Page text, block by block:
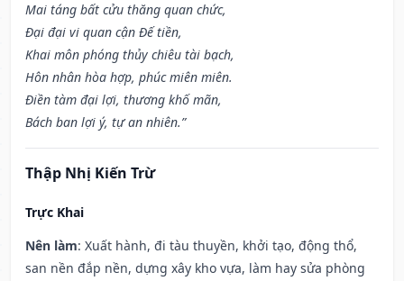
Mai táng bất cửu thăng quan chức,
Đại đại vi quan cận Đế tiền,
Khai môn phóng thủy chiêu tài bạch,
Hôn nhân hòa hợp, phúc miên miên.
Điền tàm đại lợi, thương khố mãn,
Bách ban lợi ý, tự an nhiên.”
Thập Nhị Kiến Trừ
Trực Khai
Nên làm: Xuất hành, đi tàu thuyền, khởi tạo, động thổ,
san nền đắp nền, dựng xây kho vựa, làm hay sửa phòng